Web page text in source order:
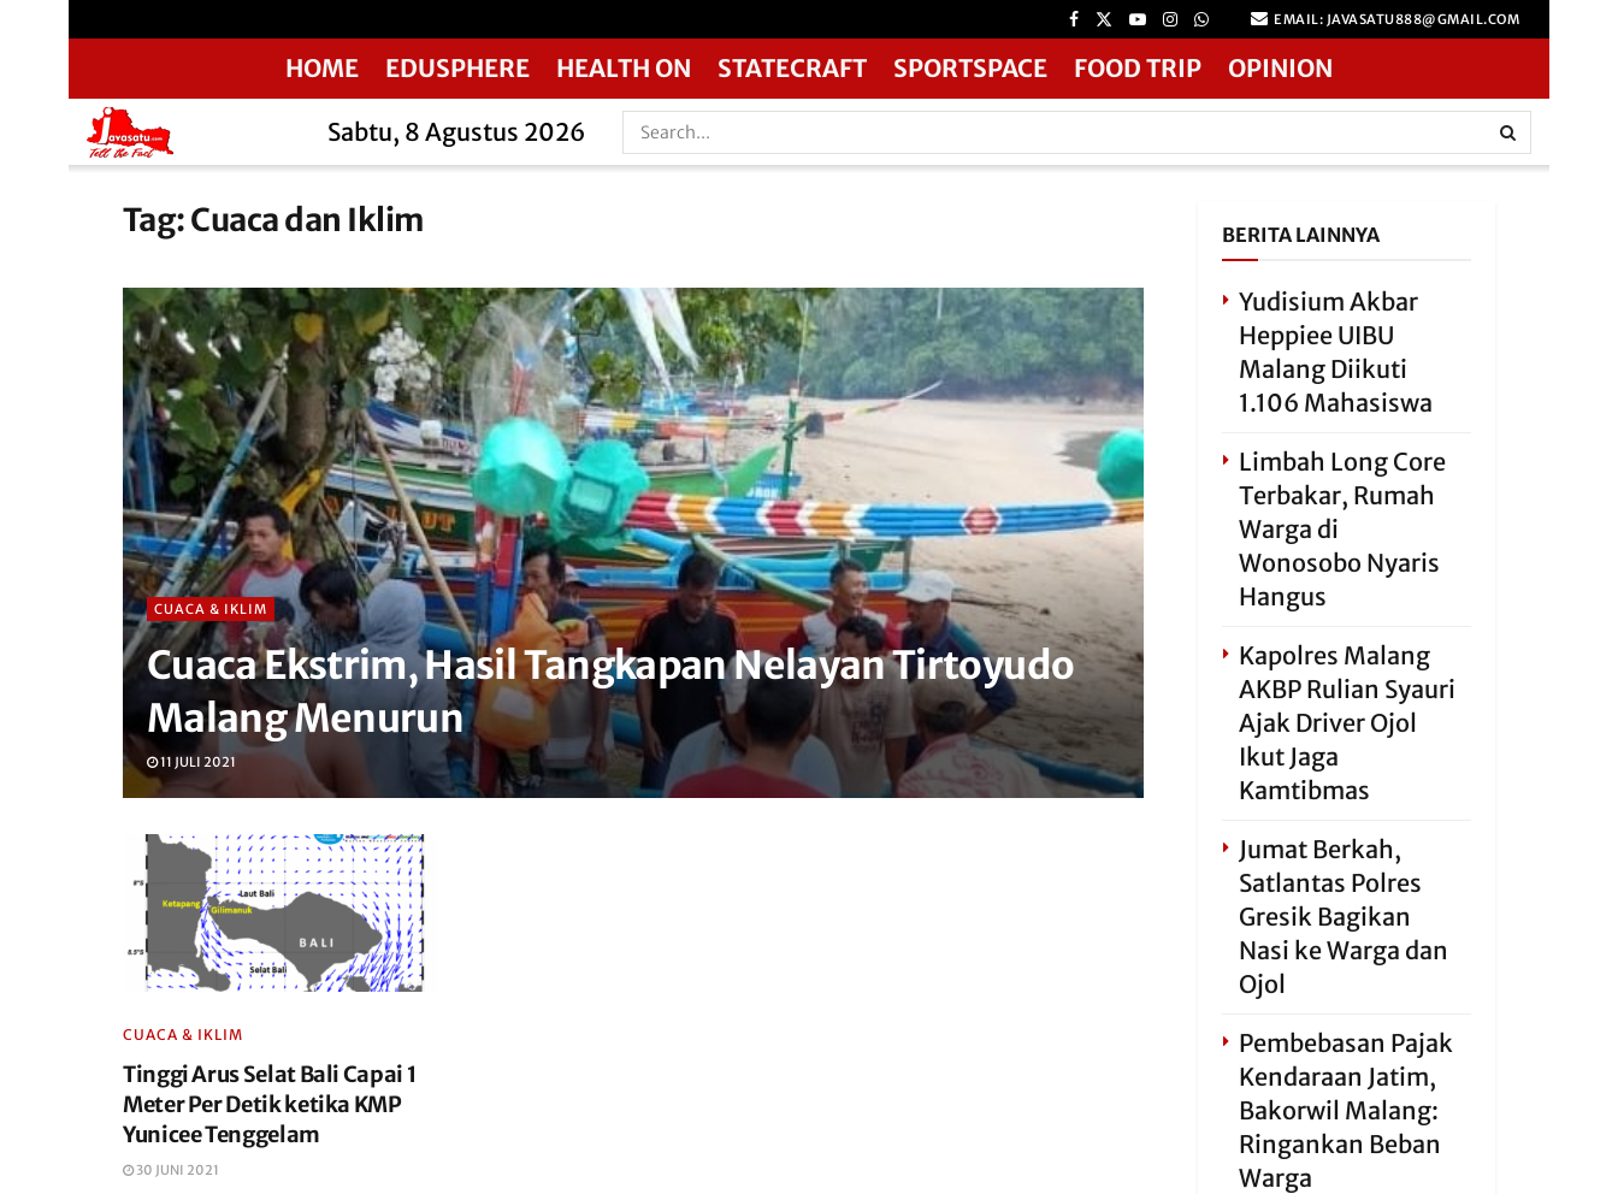
EMAIL: JAVASATU888@GMAIL.COM
HOME EDUSPHERE HEALTH ON STATECRAFT SPORTSPACE FOOD TRIP OPINION
Sabtu, 8 Agustus 2026
Tag:Cuaca dan Iklim
CUACA & IKLIM
Cuaca Ekstrim, Hasil Tangkapan Nelayan Tirtoyudo
Malang Menurun
11 JULI 2021
CUACA & IKLIM
Tinggi Arus Selat Bali Capai 1
Meter Per Detik ketika KMP
Yunicee Tenggelam
30 JUNI 2021
BERITA LAINNYA
Yudisium Akbar
Heppiee UIBU
Malang Diikuti
1.106 Mahasiswa
Limbah Long Core
Terbakar, Rumah
Warga di
Wonosobo Nyaris
Hangus
Kapolres Malang
AKBP Rulian Syauri
Ajak Driver Ojol
Ikut Jaga
Kamtibmas
Jumat Berkah,
Satlantas Polres
Gresik Bagikan
Nasi ke Warga dan
Ojol
Pembebasan Pajak
Kendaraan Jatim,
Bakorwil Malang:
Ringankan Beban
Warga